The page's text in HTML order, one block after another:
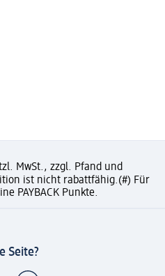
MwSt., zzgl. Pfand und
ist nicht rabattfähig.(#) Für
PAYBACK Punkte.
Seite?